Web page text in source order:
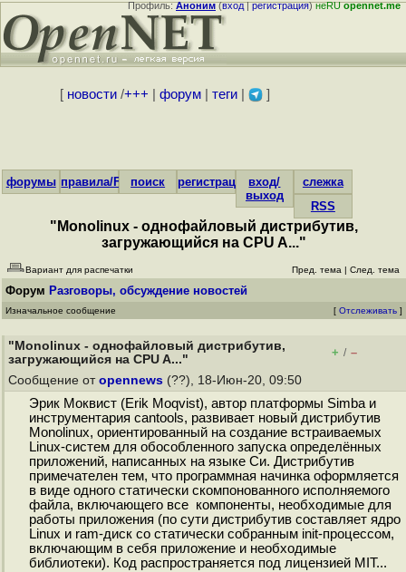
Профиль:Аноним(вход|регистрация)неRUopennet.me
[ новости/+++ форум| теги| ]
форумы правила/FAQпоиск регистрациявход/
выход
слежка
RSS
"Monolinux - однофайловый дистрибутив,
загружающийся на CPU A..."
Вариант для распечатки Пред. тема | След. тема
Форум Разговоры, обсуждение новостей
Изначальное сообщение [ Отслеживать ]
"Monolinux - однофайловый дистрибутив,
загружающийся на CPU A..."
+ / –
Сообщение от opennews (??), 18-Июн-20, 09:50
Эрик Моквист (Erik Moqvist), автор платформы Simba и
инструментария cantools, развивает новый дистрибутив
Monolinux, ориентированный на создание встраиваемых
Linux-систем для обособленного запуска определённых
приложений, написанных на языке Си. Дистрибутив
примечателен тем, что программная начинка оформляется
в виде одного статически скомпонованного исполняемого
файла, включающего все компоненты, необходимые для
работы приложения (по сути дистрибутив составляет ядро
Linux и ram-диск со статически собранным init-процессом,
включающим в себя приложение и необходимые
библиотеки). Код распространяется под лицензией MIT...